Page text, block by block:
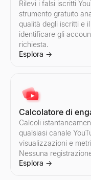
Calcolatore di
Calcoli
Esplora→
Audit Instagram
Effettui un audit di
Esplora →
Calcolatore di
Calcoli
Esplora→
Audit TikTok
Effettui un audit di
Esplora →
Rilevi i falsi iscritti
strumento gratuito
qualità degli iscritti e
identificare gli
richiesta.
Esplora →
Calcolatore di
Calcoli
qualsiasi canale
visualizzazioni e
Nessuna
Esplora →